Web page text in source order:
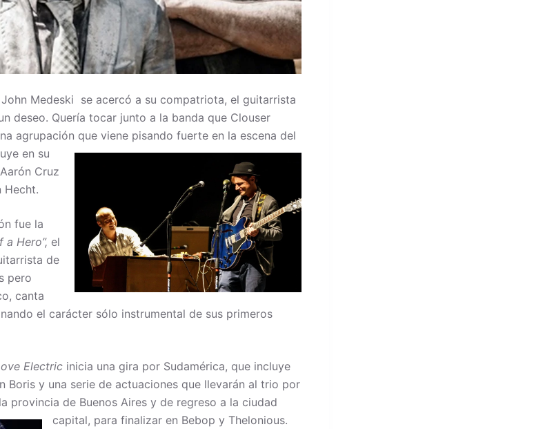
Medeski se acercó a su compatriota, el guitarrista
deseo. Quería tocar junto a la banda que Clouser
agrupación que viene pisando fuerte en la escena del
en su
Cruz
Hecht.
fue la
a Hero”, el
de
pero
canta
el carácter sólo instrumental de sus primeros
Electric inicia una gira por Sudamérica, que incluye
Boris y una serie de actuaciones que llevarán al trio por
provincia de Buenos Aires y de regreso a la ciudad
capital, para finalizar en Bebop y Thelonious.